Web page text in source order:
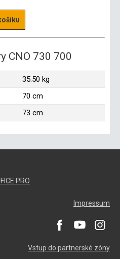
CNO 730 700
35.50 kg
70 cm
73 cm
PRO
Impressum
Vstup do partnerské zóny